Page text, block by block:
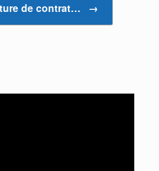
de contrat… →